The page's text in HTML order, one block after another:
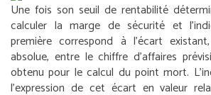
Une fois son seuil de rentabilité
calculer la marge de sécurité et
première correspond à l’écart
absolue, entre le chiffre d’affaires
obtenu pour le calcul du point mort.
l’expression de cet écart en valeur